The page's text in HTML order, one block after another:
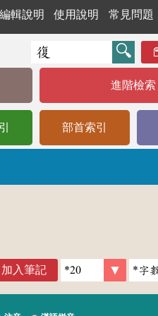
編輯說明 使用說明 常見問題
進階檢索
部首索引
加入筆記